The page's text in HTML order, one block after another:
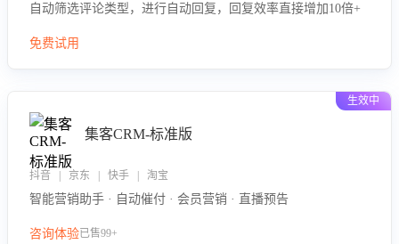
自动筛选评论类型，进行自动回复，回复效率直接增加10倍+
免费试用
生效中
集客CRM-标准版
抖音 | 京东 | 快手 | 淘宝
智能营销助手 · 自动催付 · 会员营销 · 直播预告
咨询体验已售99+